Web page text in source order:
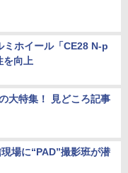
ミホイール「CE28 N-p
を向上
大特集！ 見どころ記事
場に“PAD”撮影班が潜